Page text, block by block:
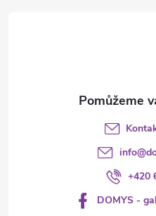
info@
+420
DOMYS -